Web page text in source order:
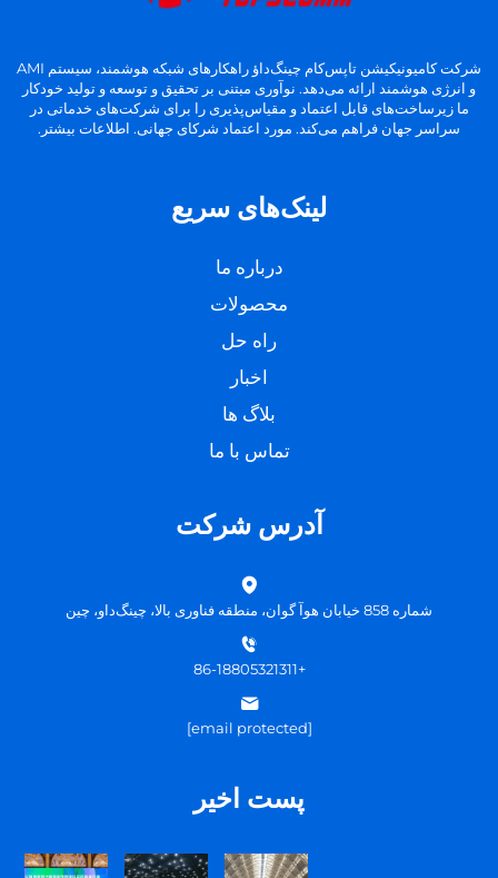
شرکت کامیونیکیشن تاپس‌کام چینگ‌داؤ راهکارهای شبکه هوشمند، سیستم AMI
و انرژی هوشمند ارائه می‌دهد. نوآوری مبتنی بر تحقیق و توسعه و تولید خودکار
ما زیرساخت‌های قابل اعتماد و مقیاس‌پذیری را برای شرکت‌های خدماتی در
سراسر جهان فراهم می‌کند. مورد اعتماد شرکای جهانی. اطلاعات بیشتر.
لینک‌های سریع
درباره ما
محصولات
راه حل
اخبار
بلاگ ها
تماس با ما
آدرس شرکت
شماره 858 خیابان هوآ گوان، منطقه فناوری بالا، چینگ‌داو، چین
+86-18805321311
[email protected]
پست اخیر